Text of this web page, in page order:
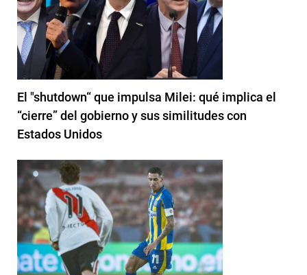
El "shutdown“ que impulsa Milei: qué implica el
“cierre” del gobierno y sus similitudes con
Estados Unidos